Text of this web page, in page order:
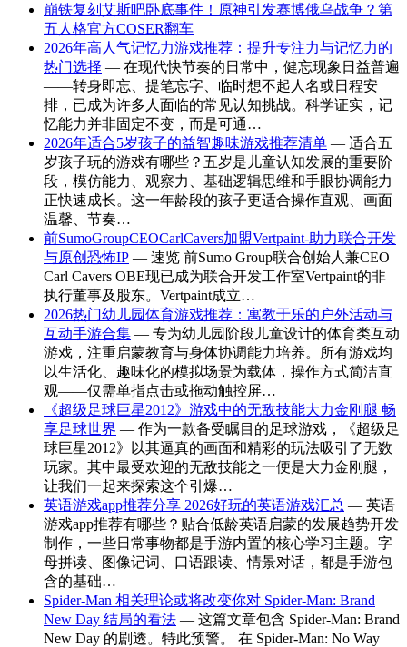
崩铁复刻艾斯吧卧底事件！原神引发赛博俄乌战争？第
五人格官方COSER翻车
2026年高人气记忆力游戏推荐：提升专注力与记忆力的
热门选择 — 在现代快节奏的日常中，健忘现象日益普遍
——转身即忘、提笔忘字、临时想不起人名或日程安
排，已成为许多人面临的常见认知挑战。科学证实，记
忆能力并非固定不变，而是可通…
2026年适合5岁孩子的益智趣味游戏推荐清单 — 适合五
岁孩子玩的游戏有哪些？五岁是儿童认知发展的重要阶
段，模仿能力、观察力、基础逻辑思维和手眼协调能力
正快速成长。这一年龄段的孩子更适合操作直观、画面
温馨、节奏…
前SumoGroupCEOCarlCavers加盟Vertpaint-助力联合开发
与原创恐怖IP — 速览 前Sumo Group联合创始人兼CEO
Carl Cavers OBE现已成为联合开发工作室Vertpaint的非
执行董事及股东。Vertpaint成立…
2026热门幼儿园体育游戏推荐：寓教于乐的户外活动与
互动手游合集 — 专为幼儿园阶段儿童设计的体育类互动
游戏，注重启蒙教育与身体协调能力培养。所有游戏均
以生活化、趣味化的模拟场景为载体，操作方式简洁直
观——仅需单指点击或拖动触控屏…
《超级足球巨星2012》游戏中的无敌技能大力金刚腿 畅
享足球世界 — 作为一款备受瞩目的足球游戏，《超级足
球巨星2012》以其逼真的画面和精彩的玩法吸引了无数
玩家。其中最受欢迎的无敌技能之一便是大力金刚腿，
让我们一起来探索这个引爆…
英语游戏app推荐分享 2026好玩的英语游戏汇总 — 英语
游戏app推荐有哪些？贴合低龄英语启蒙的发展趋势开发
制作，一些日常事物都是手游内置的核心学习主题。字
母拼读、图像记词、口语跟读、情景对话，都是手游包
含的基础…
Spider-Man 相关理论或将改变你对 Spider-Man: Brand
New Day 结局的看法 — 这篇文章包含 Spider-Man: Brand
New Day 的剧透。特此预警。 在 Spider-Man: No Way